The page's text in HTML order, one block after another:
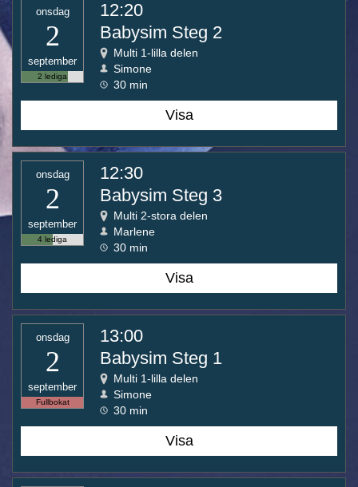
onsdag
2
september
2 lediga
12:20
Babysim Steg 2
Multi 1-lilla delen
Simone
30 min
Visa
onsdag
2
september
4 lediga
12:30
Babysim Steg 3
Multi 2-stora delen
Marlene
30 min
Visa
onsdag
2
september
Fullbokat
13:00
Babysim Steg 1
Multi 1-lilla delen
Simone
30 min
Visa